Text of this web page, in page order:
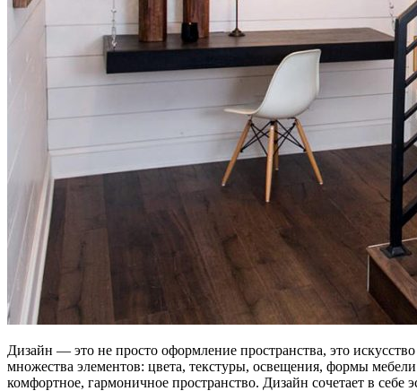
Дизайн — это не просто оформление пространства, это искусство
множества элементов: цвета, текстуры, освещения, формы
комфортное, гармоничное пространство. Дизайн сочетает в